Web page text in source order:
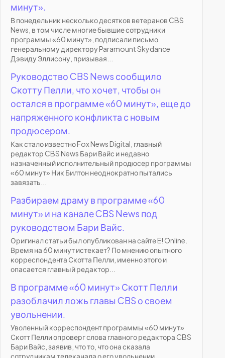
минут».
В понедельник несколько десятков ветеранов CBS
News, в том числе многие бывшие сотрудники
программы «60 минут», подписали письмо
генеральному директору Paramount Skydance
Дэвиду Эллисону, призывая...
Руководство CBS News сообщило
Скотту Пелли, что хочет, чтобы он
остался в программе «60 минут», еще до
напряженного конфликта с новым
продюсером.
Как стало известно Fox News Digital, главный
редактор CBS News Бари Вайс и недавно
назначенный исполнительный продюсер программы
«60 минут» Ник Билтон неоднократно пытались
завязать...
Разбираем драму в программе «60
минут» и на канале CBS News под
руководством Бари Вайс.
Оригинал статьи был опубликован на сайте E! Online.
Время на 60 минут истекает? По мнению опытного
корреспондента Скотта Пелли, именно этого и
опасается главный редактор...
В программе «60 минут» Скотт Пелли
разоблачил ложь главы CBS о своем
увольнении.
Уволенный корреспондент программы «60 минут»
Скотт Пелли опроверг слова главного редактора CBS
Бари Вайс, заявив, что то, что она сказала
сотрудникам телеканала о его увольнении...